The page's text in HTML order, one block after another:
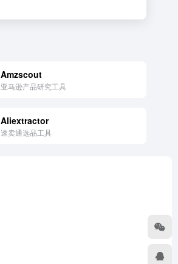
Amzscout
亚马逊产品研究工具
Aliextractor
速卖通选品工具